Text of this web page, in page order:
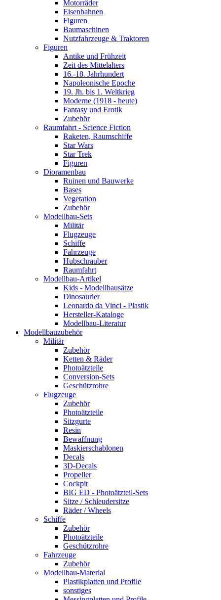
Motorräder
Eisenbahnen
Figuren
Baumaschinen
Nutzfahrzeuge & Traktoren
Figuren
Antike und Frühzeit
Zeit des Mittelalters
16.-18. Jahrhundert
Napoleonische Epoche
19. Jh. bis 1. Weltkrieg
Moderne (1918 - heute)
Fantasy und Erotik
Zubehör
Raumfahrt - Science Fiction
Raketen, Raumschiffe
Star Wars
Star Trek
Figuren
Dioramenbau
Ruinen und Bauwerke
Bases
Vegetation
Zubehör
Modellbau-Sets
Militär
Flugzeuge
Schiffe
Fahrzeuge
Hubschrauber
Raumfahrt
Modellbau-Artikel
Kids - Modellbausätze
Dinosaurier
Leonardo da Vinci - Plastik
Hersteller-Kataloge
Modellbau-Literatur
Modellbauzubehör
Militär
Zubehör
Ketten & Räder
Photoätzteile
Conversion-Sets
Geschützrohre
Flugzeuge
Zubehör
Photoätzteile
Sitzgurte
Resin
Bewaffnung
Maskierschablonen
Decals
3D-Decals
Propeller
Cockpit
BIG ED - Photoätzteil-Sets
Sitze / Schleudersitze
Räder / Wheels
Schiffe
Zubehör
Photoätzteile
Geschützrohre
Fahrzeuge
Zubehör
Modellbau-Material
Plastikplatten und Profile
sonstiges